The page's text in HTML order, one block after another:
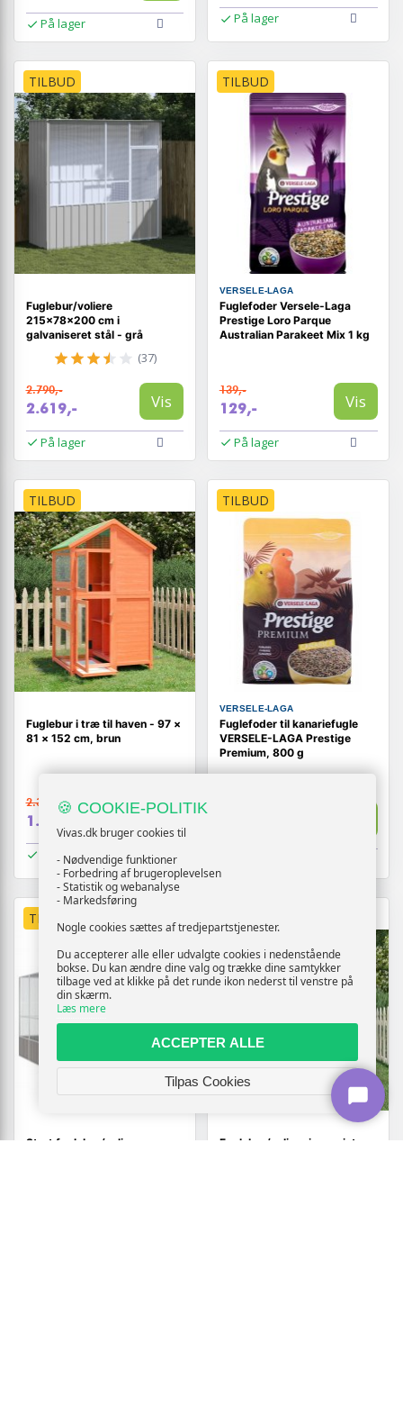
På lager På lager
TILBUD
Fuglebur/voliere
215×78×200 cm i
galvaniseret stål - grå
(37)
2.790,-
2.619,- Vis
På lager
TILBUD
VERSELE-LAGA
Fuglefoder Versele-Laga
Prestige Loro Parque
Australian Parakeet Mix 1 kg
139,-
129,- Vis
På lager
TILBUD
Fuglebur i træ til haven - 97 ×
81 × 152 cm, brun
2.394,-
1.819,- Vis
På lager
TILBUD
VERSELE-LAGA
Fuglefoder til kanariefugle
VERSELE-LAGA Prestige
Premium, 800 g
TILBUD
Stort fuglebur/voliere
TILBUD
Fuglebur/voliere i massivt
🍪 COOKIE-POLITIK
Vivas.dk bruger cookies til
- Nødvendige funktioner
- Forbedring af brugeroplevelsen
- Statistik og webanalyse
- Markedsføring
Nogle cookies sættes af tredjepartstjenester.
Du accepterer alle eller udvalgte cookies i nedenstående
bokse. Du kan ændre dine valg og trække dine samtykker
tilbage ved at klikke på det runde ikon nederst til venstre på
din skærm.
Læs mere
ACCEPTER ALLE
Tilpas Cookies